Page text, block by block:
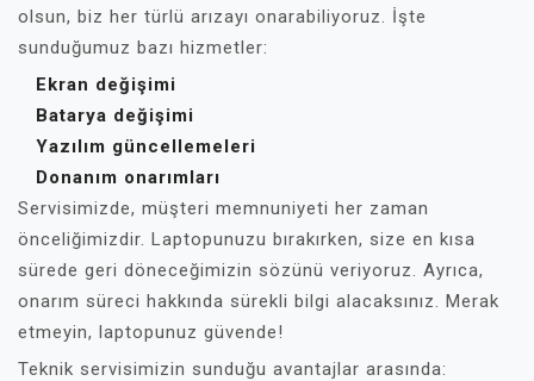
olsun, biz her türlü arızayı onarabiliyoruz. İşte
sunduğumuz bazı hizmetler:
Ekran değişimi
Batarya değişimi
Yazılım güncellemeleri
Donanım onarımları
Servisimizde, müşteri memnuniyeti her zaman
önceliğimizdir. Laptopunuzu bırakırken, size en kısa
sürede geri döneceğimizin sözünü veriyoruz. Ayrıca,
onarım süreci hakkında sürekli bilgi alacaksınız. Merak
etmeyin, laptopunuz güvende!
Teknik servisimizin sunduğu avantajlar arasında: